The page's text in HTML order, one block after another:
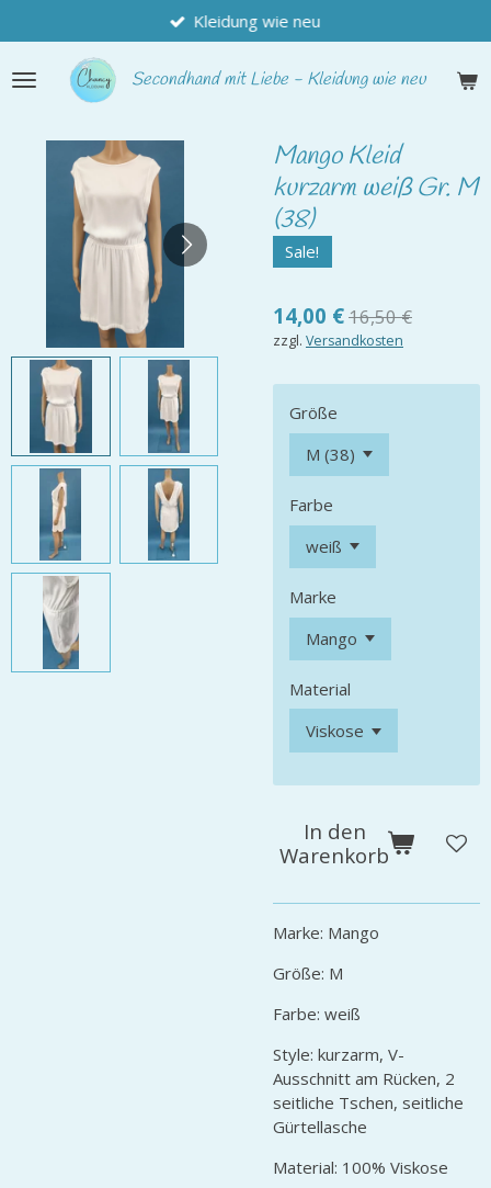
Hauptinhalt
springen
Secondhandmit Liebe - Kleidung wie neu
Kleidung wie neu
Mango Kleid
kurzarm weiß Gr. M
(38)
Sale!
14,00 €16,50 €
zzgl. Versandkosten
Größe
Farbe
Marke
Material
In den
Warenkorb
Marke: Mango
Größe: M
Farbe: weiß
Style: kurzarm, V-
Ausschnitt am Rücken, 2
seitliche Tschen, seitliche
Gürtellasche
Material: 100% Viskose